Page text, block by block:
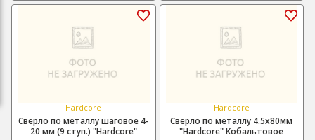
Hardcore
Сверло по металлу шаговое 4-
20 мм (9 ступ.) "Hardcore"
Hardcore
Сверло по металлу 4.5х80мм
"Hardcore" Кобальтовое